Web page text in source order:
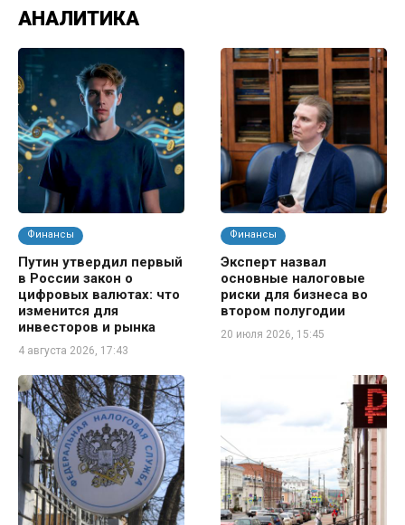
АНАЛИТИКА
Финансы
Путин утвердил первый
в России закон о
цифровых валютах: что
изменится для
инвесторов и рынка
4 августа 2026, 17:43
Финансы
Эксперт назвал
основные налоговые
риски для бизнеса во
втором полугодии
20 июля 2026, 15:45